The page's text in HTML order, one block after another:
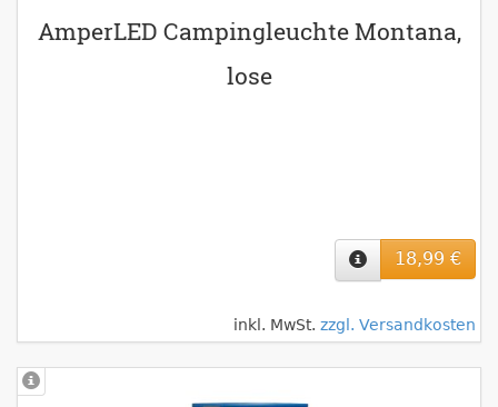
AmperLED Campingleuchte Montana,
lose
18,99 €
inkl. MwSt. zzgl. Versandkosten